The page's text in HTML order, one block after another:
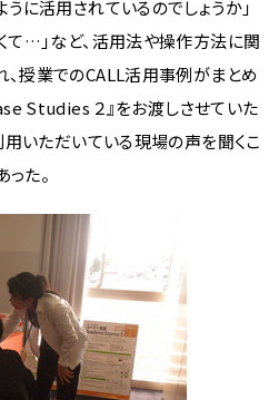
うに活用されているのでしょうか」
て…」など、活用法や操作方法に関
授業でのCALL活用事例がまとめ
Studies ２』をお渡しさせていた
用いただいている現場の声を聞くこ
た。